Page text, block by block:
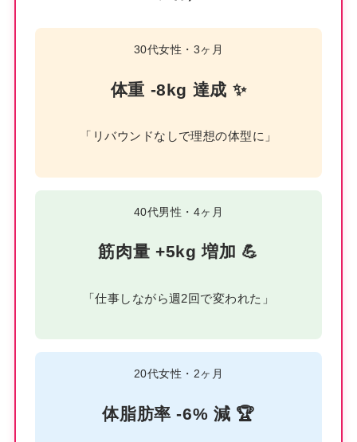
30代女性・3ヶ月
体重 -8kg 達成 ✨
「リバウンドなしで理想の体型に」
40代男性・4ヶ月
筋肉量 +5kg 増加 💪
「仕事しながら週2回で変われた」
20代女性・2ヶ月
体脂肪率 -6% 減 🏆